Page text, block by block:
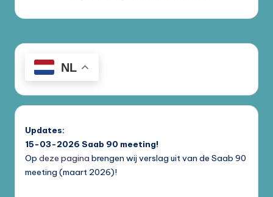
NL
Updates:
15-03-2026 Saab 90 meeting!
Op deze pagina brengen wij verslag uit van de Saab 90
meeting (maart 2026)!